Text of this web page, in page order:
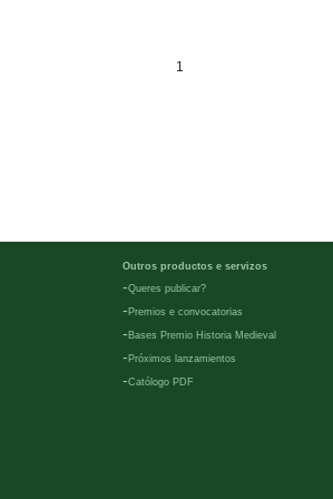
1
Outros productos e servizos
-Queres publicar?
- Premios e convocatorias
- Bases Premio Historia Medieval
- Próximos lanzamientos
-Católogo PDF